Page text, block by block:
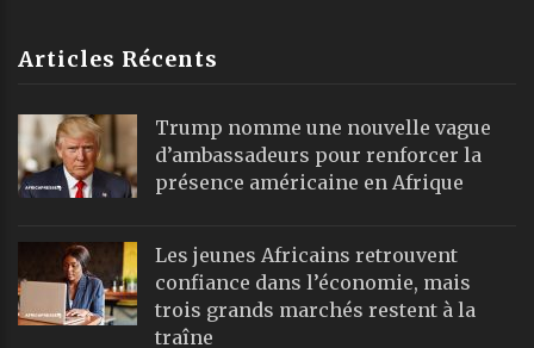
Articles Récents
Trump nomme une nouvelle vague
d’ambassadeurs pour renforcer la
présence américaine en Afrique
Les jeunes Africains retrouvent
confiance dans l’économie, mais
trois grands marchés restent à la
traîne